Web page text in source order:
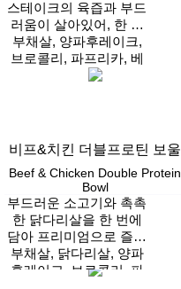
스테이크의 육즙과 부드
러움이 살아있어, 한 끼
가 특별해 지는 스페셜
보울
부채살, 양파후레이크,
브로콜리, 파프리카, 베
이크드빈, 통후추, 후리
비프&치킨 더블프로틴 보울
Beef & Chicken Double Protein
Bowl
부드러운 소고기와 촉촉
한 닭다리살을 한 번에
담아 프리미엄으로 즐기
는 든든한 프로틴 보울
부채살, 닭다리살, 양파
후레이크, 브로콜리, 파